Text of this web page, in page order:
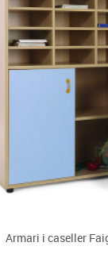
Armari i caseller